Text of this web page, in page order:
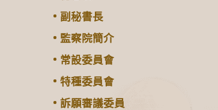
副秘書長
監察院簡介
常設委員會
特種委員會
訴願審議委員